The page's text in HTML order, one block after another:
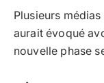
Plusieurs
aurait évoqué
nouvelle phase